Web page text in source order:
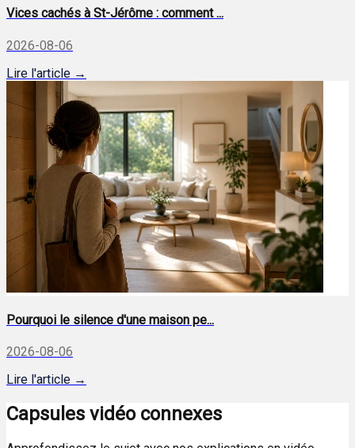
Vices cachés à St-Jérôme : comment ...
2026-08-06
Lire l'article →
Pourquoi le silence d'une maison pe...
2026-08-06
Lire l'article →
Capsules vidéo connexes